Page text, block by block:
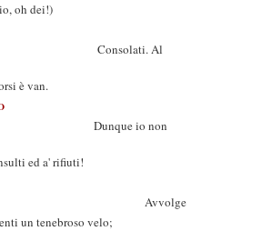
oh dei!)
Al
è van.
io non
ed a' rifiuti!
un tenebroso velo;